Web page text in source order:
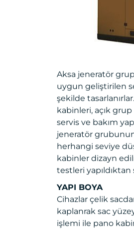
Aksa jeneratör
uygun geliştirilen
şekilde
kabinleri, açık
servis ve bakım
jeneratör grubunun
herhangi seviye
kabinler dizayn
testleri yapıldıktan
YAPI BOYA
Cihazlar çelik
kaplanrak sac
işlemi ile pano